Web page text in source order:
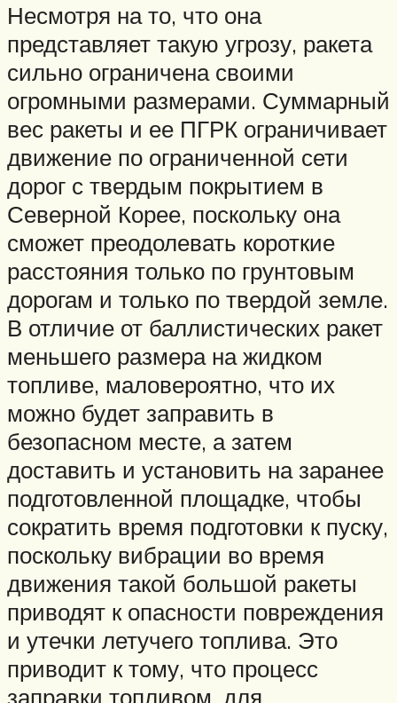
Несмотря на то, что она
представляет такую ​​угрозу, ракета
сильно ограничена своими
огромными размерами. Суммарный
вес ракеты и ее ПГРК ограничивает
движение по ограниченной сети
дорог с твердым покрытием в
Северной Корее, поскольку она
сможет преодолевать короткие
расстояния только по грунтовым
дорогам и только по твердой земле.
В отличие от баллистических ракет
меньшего размера на жидком
топливе, маловероятно, что их
можно будет заправить в
безопасном месте, а затем
доставить и установить на заранее
подготовленной площадке, чтобы
сократить время подготовки к пуску,
поскольку вибрации во время
движения такой большой ракеты
приводят к опасности повреждения
и утечки летучего топлива. Это
приводит к тому, что процесс
заправки топливом, для